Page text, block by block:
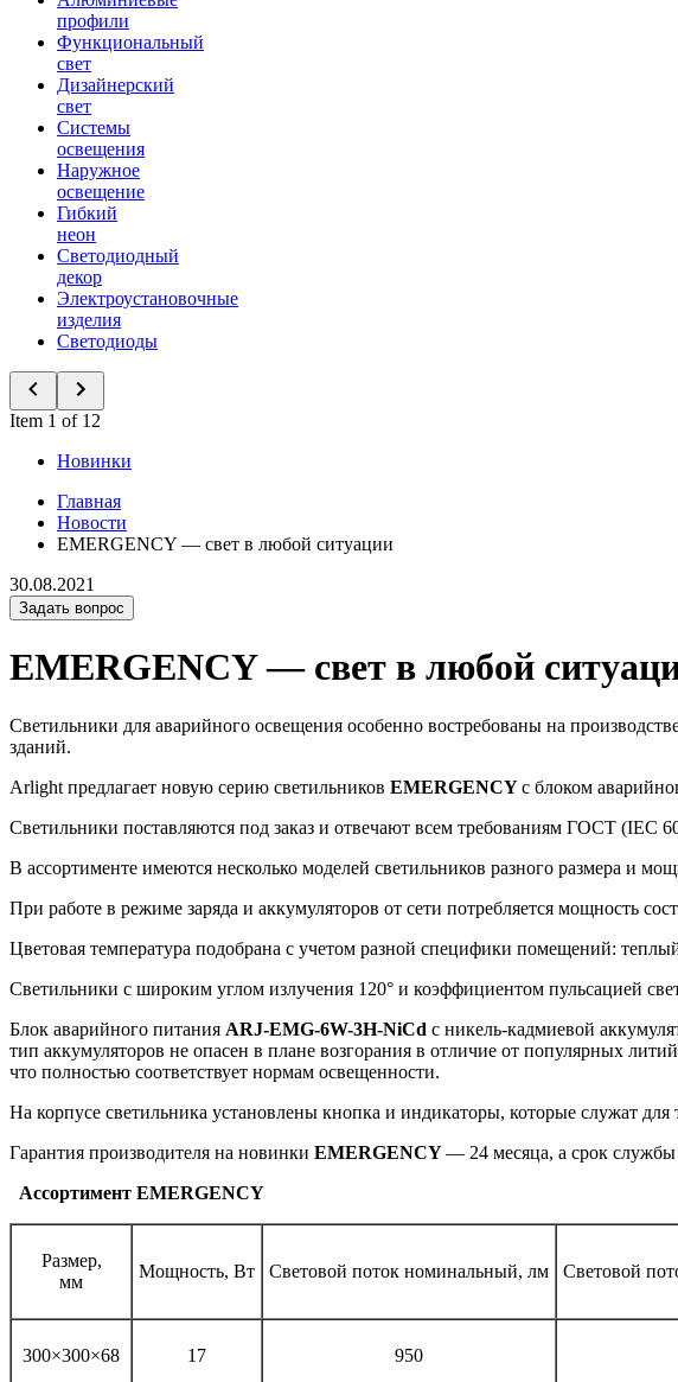
профили
Функциональный
свет
Дизайнерский
свет
Системы
освещения
Наружное
освещение
Гибкий
неон
Светодиодный
декор
Электроустановочные
изделия
Светодиоды
Item 1 of 12
Новинки
Главная
Новости
EMERGENCY — свет в любой ситуации
30.08.2021
Задать вопрос
EMERGENCY — свет в любой
Светильники для аварийного освещения особенно востребованы на
зданий.
Arlight предлагает новую серию светильников EMERGENCYс блоком
Светильники поставляются под заказ и отвечают всем требованиям ГОСТ (IEC
В ассортименте имеются несколько моделей светильников разного размера и
При работе в режиме заряда и аккумуляторов от сети потребляется мощность
Цветовая температура подобрана с учетом разной специфики помещений:
Светильники с широким углом излучения 120° и коэффициентом пульсацией
Блок аварийного питания ARJ-EMG-6W-3H-NiCd с никель-кадмиевой
тип аккумуляторов не опасен в плане возгорания в отличие от популярных
что полностью соответствует нормам освещенности.
На корпусе светильника установлены кнопка и индикаторы, которые служат
Гарантия производителя на новинки EMERGENCY— 24 месяца, а срок
Ассортимент EMERGENCY
Размер,
мм
Мощность, Вт Световой поток номинальный, лм Световой
300×300×68 17 950